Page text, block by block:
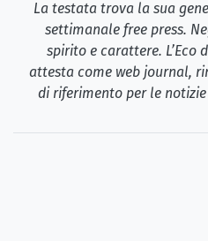
La testata trova la sua
settimanale free press.
spirito e carattere. L’Eco
attesta come web journal,
di riferimento per le